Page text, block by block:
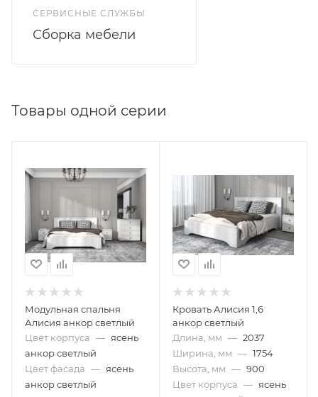
СЕРВИСНЫЕ СЛУЖБЫ
Сборка мебели
Товары одной серии
Модульная спальня
Алисия анкор светлый
Цвет корпуса — ясень
анкор светлый
Цвет фасада — ясень
анкор светлый
Кровать Алисия 1,6
анкор светлый
Длина, мм — 2037
Ширина, мм — 1754
Высота, мм — 900
Цвет корпуса — ясень